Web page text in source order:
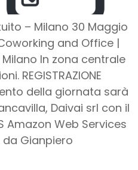
– Milano 30 Maggio
and Office |
Milano In zona centrale
REGISTRAZIONE
della giornata sarà
Daivai srl con il
Amazon Web Services
da Gianpiero